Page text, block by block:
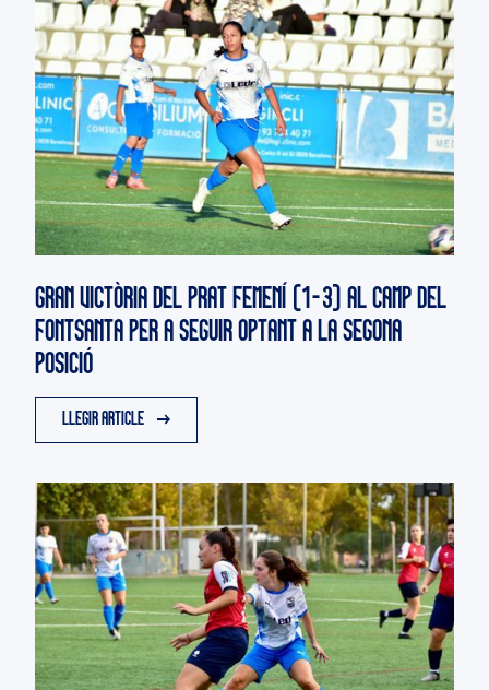
GRAN VICTÒRIA DEL PRAT FEMENÍ (1-3) AL CAMP DEL
FONTSANTA PER A SEGUIR OPTANT A LA SEGONA
POSICIÓ
LLEGIR ARTICLE